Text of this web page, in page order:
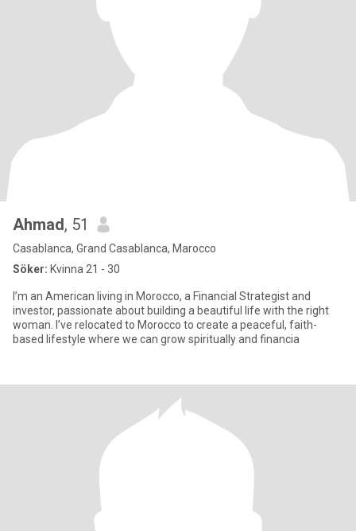
Ahmad, 51
Casablanca, Grand Casablanca, Marocco
Söker: Kvinna 21 - 30
I’m an American living in Morocco, a Financial Strategist and
investor, passionate about building a beautiful life with the right
woman. I’ve relocated to Morocco to create a peaceful, faith-
based lifestyle where we can grow spiritually and financia